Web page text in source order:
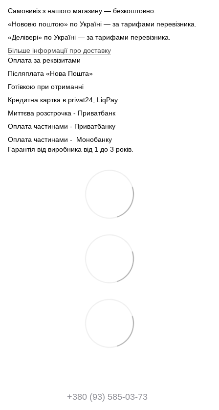
Самовивіз з нашого магазину — безкоштовно.
«Нововю поштою» по Україні — за тарифами перевізника.
«Делівері» по Україні — за тарифами перевізника.
Більше інформації про доставку
Оплата за реквізитами
Післяплата «Нова Пошта»
Готівкою при отриманні
Кредитна картка в privat24, LiqPay
Миттєва розстрочка - Приватбанк
Оплата частинами - Приватбанку
Оплата частинами - Монобанку
Гарантія від виробника від 1 до 3 років.
+380 (93) 585-03-73